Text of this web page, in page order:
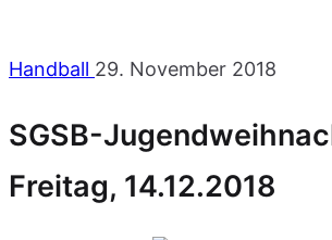
Handball 29. November 2018
SGSB-
Freitag, 14.12.2018